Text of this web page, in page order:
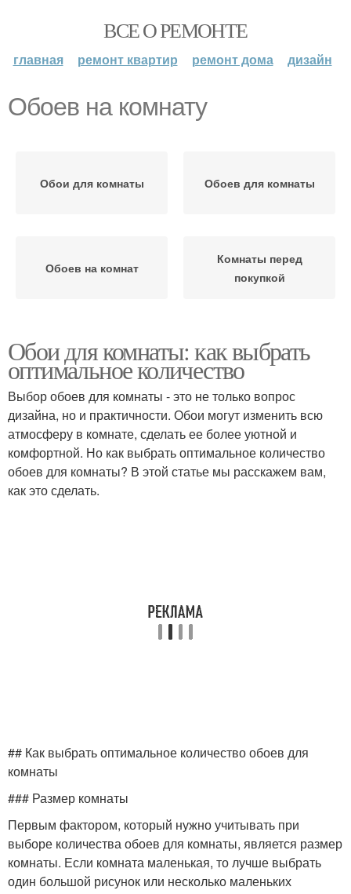
ВСЕ О РЕМОНТЕ
главная ремонт квартир ремонт дома дизайн
Обоев на комнату
Обои для комнаты Обоев для комнаты
Обоев на комнат
Комнаты перед
покупкой
Обои для комнаты: как выбрать
оптимальное количество
Выбор обоев для комнаты - это не только вопрос
дизайна, но и практичности. Обои могут изменить всю
атмосферу в комнате, сделать ее более уютной и
комфортной. Но как выбрать оптимальное количество
обоев для комнаты? В этой статье мы расскажем вам,
как это сделать.
## Как выбрать оптимальное количество обоев для
комнаты
### Размер комнаты
Первым фактором, который нужно учитывать при
выборе количества обоев для комнаты, является размер
комнаты. Если комната маленькая, то лучше выбрать
один большой рисунок или несколько маленьких